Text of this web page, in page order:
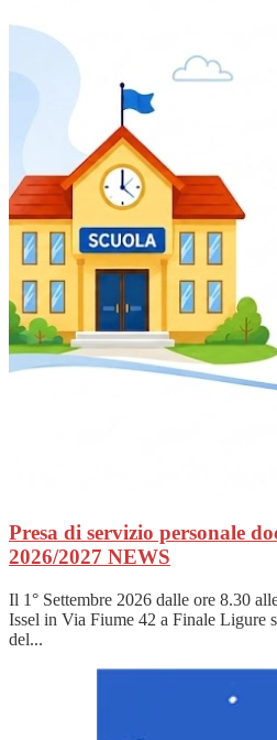
Presa di servizio personale
2026/2027 NEWS
Il 1° Settembre 2026 dalle ore 8.30
Issel in Via Fiume 42 a Finale Ligure
del...